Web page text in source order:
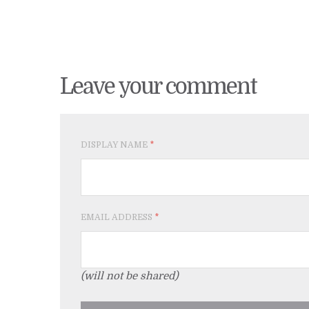
Leave your comment
DISPLAY NAME *
EMAIL ADDRESS *
(will not be shared)